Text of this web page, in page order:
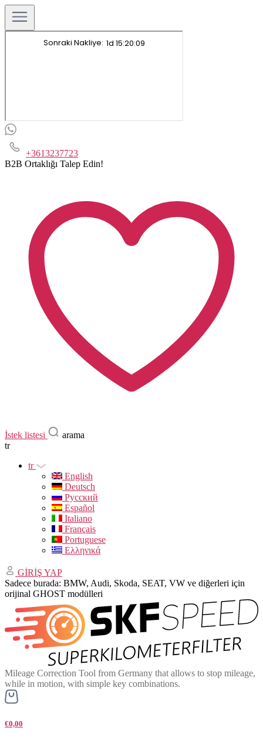
+3613237723
B2B Ortaklığı Talep Edin!
İstek listesi
arama
tr
tr
English
Deutsch
Русский
Español
Italiano
Français
Portuguese
Ελληνικά
GİRİŞ YAP
Sadece burada: BMW, Audi, Skoda, SEAT, VW ve diğerleri için
orijinal GHOST modülleri
Mileage Correction Tool from Germany that allows to stop mileage,
while in motion, with simple key combinations.
€0,00